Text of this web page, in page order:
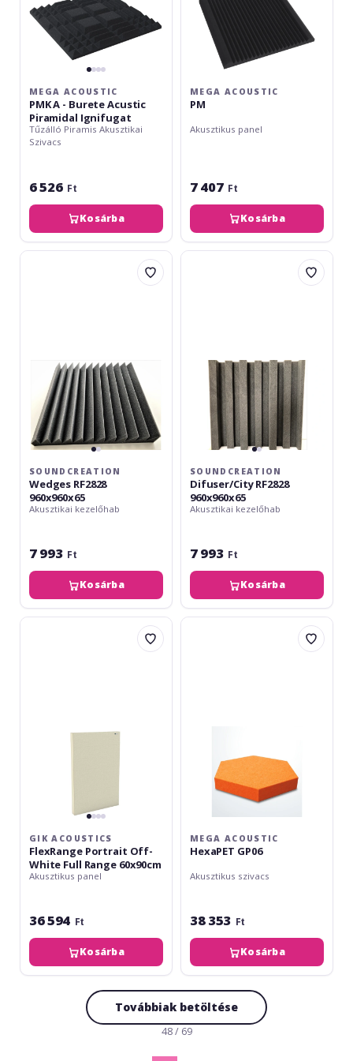
Ignifugat
MEGA ACOUSTIC
PMK A - Burete Acustic
Piramidal Ignifugat
Tűzálló Piramis Akusztikai
Szivacs
6 526 Ft
Kosárba
MEGA ACOUSTIC
PM
Akusztikus panel
7 407 Ft
Kosárba
SoundCreation
SOUNDCREATION
Wedges RF2828
960x960x65
Akusztikai kezelőhab
7 993 Ft
Kosárba
SoundCreation
SOUNDCREATION
Difuser/City RF2828
960x960x65
Akusztikai kezelőhab
7 993 Ft
Kosárba
GIK
GIK ACOUSTICS
FlexRange Portrait Off-
White Full Range 60x90cm
Akusztikus panel
36 594 Ft
Kosárba
Mega
MEGA ACOUSTIC
HexaPET GP06
Akusztikus szivacs
38 353 Ft
Kosárba
Továbbiak betöltése
48 / 69